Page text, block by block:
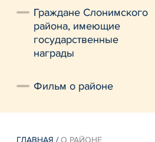
Граждане Слонимского
района, имеющие
государственные
награды
Фильм о районе
ГЛАВНАЯ /О РАЙОНЕ